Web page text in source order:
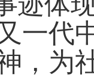
一代
，为